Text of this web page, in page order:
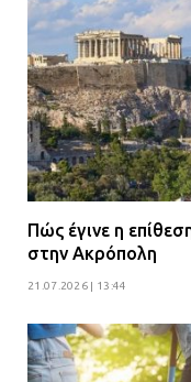
Πώς έγινε η
στην Ακρόπολη
21.07.2026 | 13:44